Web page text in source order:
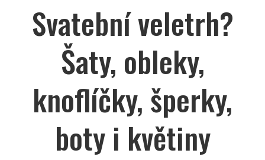
Svatební veletrh?
Šaty, obleky,
knoflíčky, šperky,
boty i květiny